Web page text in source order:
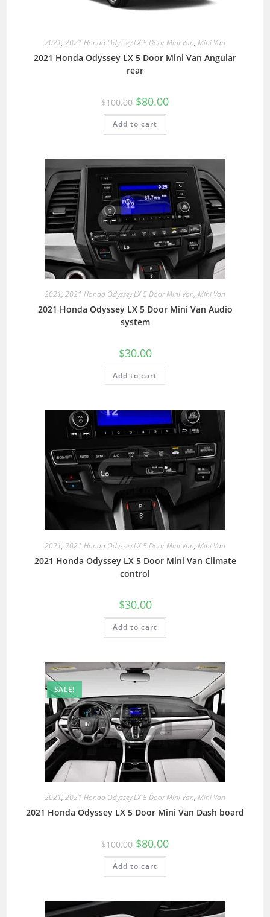
2021, 2021 Honda Odyssey LX 5 Door Mini Van, Mini Van
2021 Honda Odyssey LX 5 Door Mini Van Angular
rear
$100.00 $80.00
Add to cart
2021, 2021 Honda Odyssey LX 5 Door Mini Van, Mini Van
2021 Honda Odyssey LX 5 Door Mini Van Audio
system
$30.00
Add to cart
2021, 2021 Honda Odyssey LX 5 Door Mini Van, Mini Van
2021 Honda Odyssey LX 5 Door Mini Van Climate
control
$30.00
Add to cart
SALE!
2021, 2021 Honda Odyssey LX 5 Door Mini Van, Mini Van
2021 Honda Odyssey LX 5 Door Mini Van Dash board
$100.00 $80.00
Add to cart